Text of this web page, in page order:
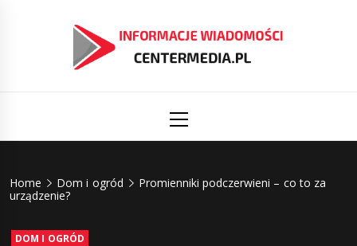
Menu
Home Dom i ogród
Promienniki podczerwieni – co to za
urządzenie?
DOM I OGRÓD